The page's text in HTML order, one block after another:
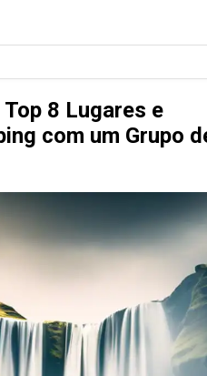
8 Lugares e
com um Grupo